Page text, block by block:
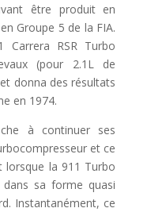
être produit en
Groupe 5 de la FIA.
Carrera RSR Turbo
(pour 2.1L de
donna des résultats
en 1974.
à continuer ses
et ce
lorsque la 911 Turbo
sa forme quasi
Instantanément, ce